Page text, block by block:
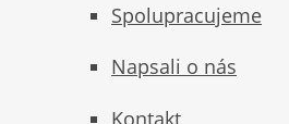
Spolupracujeme
Napsali o nás
Kontakt